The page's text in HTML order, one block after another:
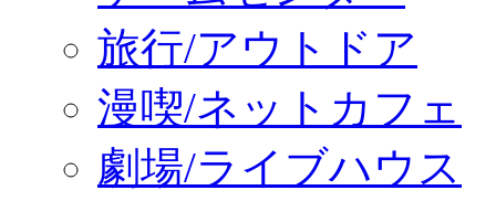
旅行/アウトドア
漫喫/ネットカフェ
劇場/ライブハウス